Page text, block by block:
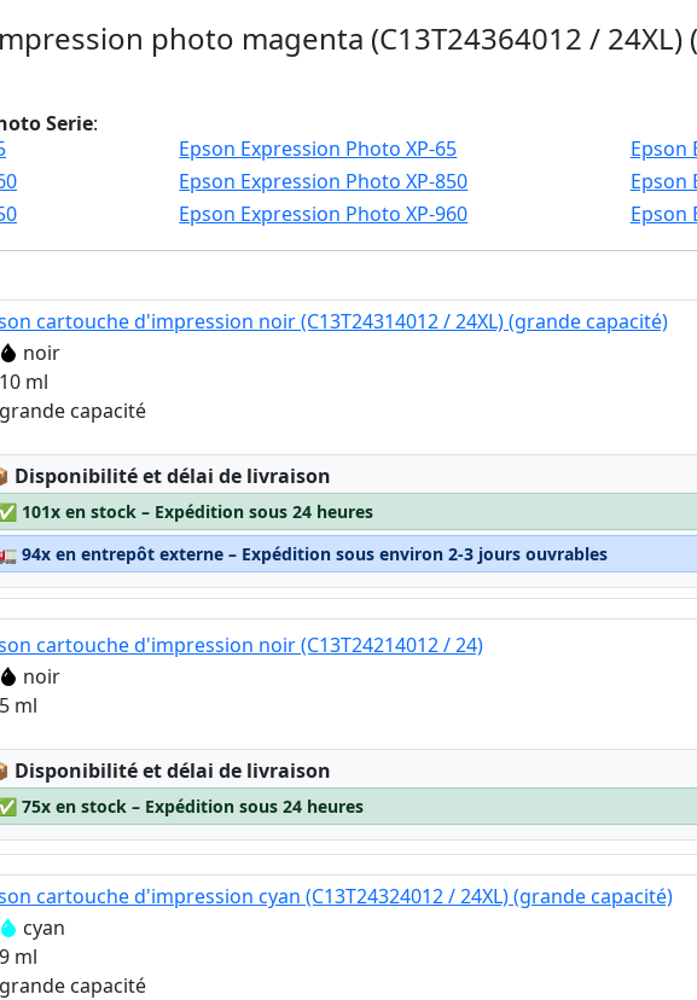
photo magenta (C13T24364012 / 24XL)
Serie:
Epson Expression Photo XP-65
Epson
Epson Expression Photo XP-850
Epson
Epson Expression Photo XP-960 Epson
cartouche d'impression noir (C13T24314012 / 24XL) (grande capacité)
noir
10 ml
grande capacité
Lagerstatus:
Disponibilité et délai de livraison
101x en stock – Expédition sous 24 heures
94x en entrepôt externe – Expédition sous environ 2-3 jours ouvrables
cartouche d'impression noir (C13T24214012 / 24)
noir
5 ml
Lagerstatus:
Disponibilité et délai de livraison
75x en stock – Expédition sous 24 heures
cartouche d'impression cyan (C13T24324012 / 24XL) (grande capacité)
cyan
9 ml
grande capacité